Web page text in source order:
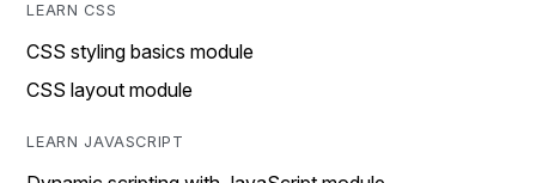
LEARN CSS
CSS styling basics module
CSS layout module
LEARN JAVASCRIPT